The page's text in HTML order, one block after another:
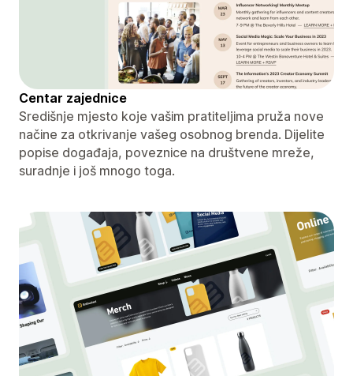
Centar zajednice
Središnje mjesto koje vašim pratiteljima pruža nove
načine za otkrivanje vašeg osobnog brenda. Dijelite
popise događaja, poveznice na društvene mreže,
suradnje i još mnogo toga.